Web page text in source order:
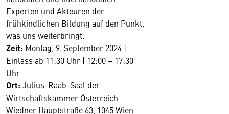
Experten und Akteuren der
frühkindlichen Bildung auf den Punkt,
was uns weiterbringt.
Zeit: Montag, 9. September 2024 |
Einlass ab 11:30 Uhr | 12:00 – 17:30
Uhr
Ort: Julius-Raab-Saal der
Wirtschaftskammer Österreich
Wiedner Hauptstraße 63, 1045 Wien